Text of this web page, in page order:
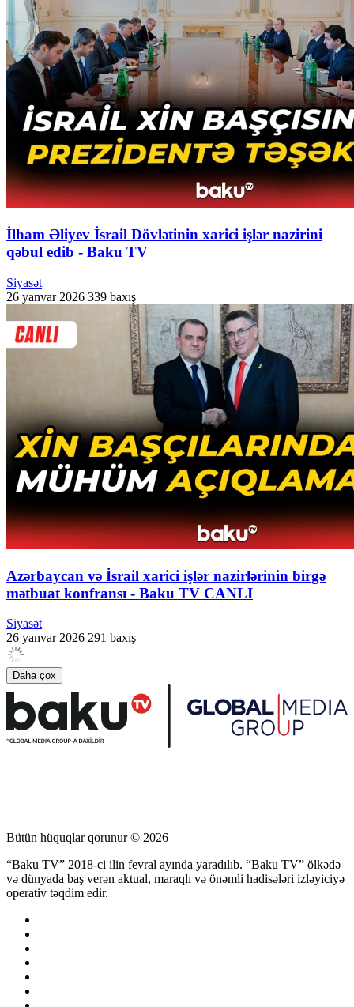
İlham Əliyev İsrail Dövlətinin xarici işlər nazirini
qəbul edib - Baku TV
Siyasət
26 yanvar 2026 339 baxış
Azərbaycan və İsrail xarici işlər nazirlərinin birgə
mətbuat konfransı - Baku TV CANLI
Siyasət
26 yanvar 2026 291 baxış
Daha çox
Bütün hüquqlar qorunur © 2026
“Baku TV” 2018-ci ilin fevral ayında yaradılıb. “Baku TV” ölkədə
və dünyada baş verən aktual, maraqlı və önəmli hadisələri izləyiciyə
operativ təqdim edir.